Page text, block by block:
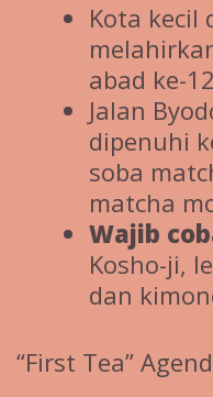
Kota kecil
abad ke-
Jalan
dipenuhi
soba
matcha
Wajib
Kosho-ji,
dan
“First Tea”